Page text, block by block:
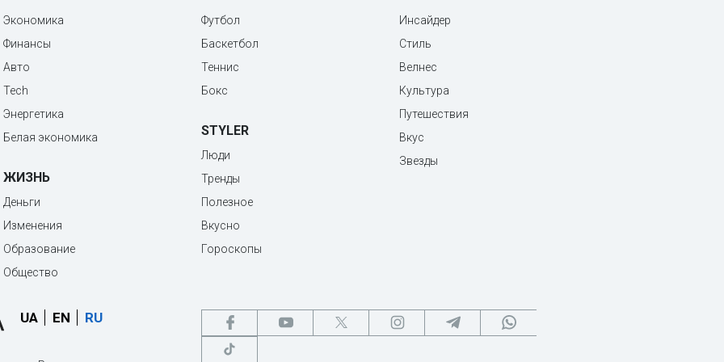
Экономика
Финансы
Авто
Tech
Энергетика
Белая экономика
ЖИЗНЬ
Деньги
Изменения
Образование
Общество
Футбол
Баскетбол
Теннис
Бокс
STYLER
Люди
Тренды
Полезное
Вкусно
Гороскопы
Инсайдер
Стиль
Велнес
Культура
Путешествия
Вкус
Звезды
UA EN RU